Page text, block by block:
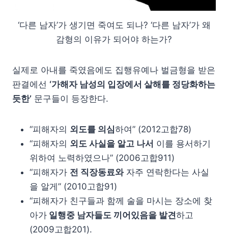
‘다른 남자’가 생기면 죽여도 되나? ‘다른 남자’가 왜
감형의 이유가 되어야 하는가?
실제로 아내를 죽였음에도 집행유예나 벌금형을 받은
판결에선 ‘가해자 남성의 입장에서 살해를 정당화하는
듯한’ 문구들이 등장한다.
“피해자의 외도를 의심하여” (2012고합78)
“피해자의 외도 사실을 알고 나서 이를 용서하기
위하여 노력하였으나” (2006고합911)
“피해자가 전 직장동료와자주 연락한다는 사실
을 알게” (2010고합91)
“피해자가 친구들과 함께 술을 마시는 장소에 찾
아가 일행중 남자들도 끼어있음을 발견하고
(2009고합201).